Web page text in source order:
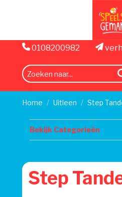
0108200982
Home
Uitleen Step
Bekijk Categorieën
Step